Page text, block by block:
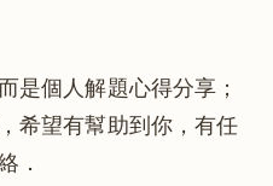
是個人解題心得分享；
希望有幫助到你，有任
．